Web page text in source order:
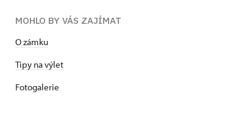
MOHLO BY VÁS ZAJÍMAT
O zámku
Tipy na výlet
Fotogalerie